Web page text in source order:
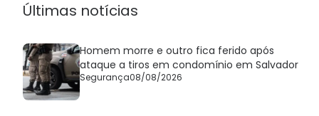
Últimas notícias
Homem morre e outro fica ferido após
ataque a tiros em condomínio em Salvador
Segurança08/08/2026